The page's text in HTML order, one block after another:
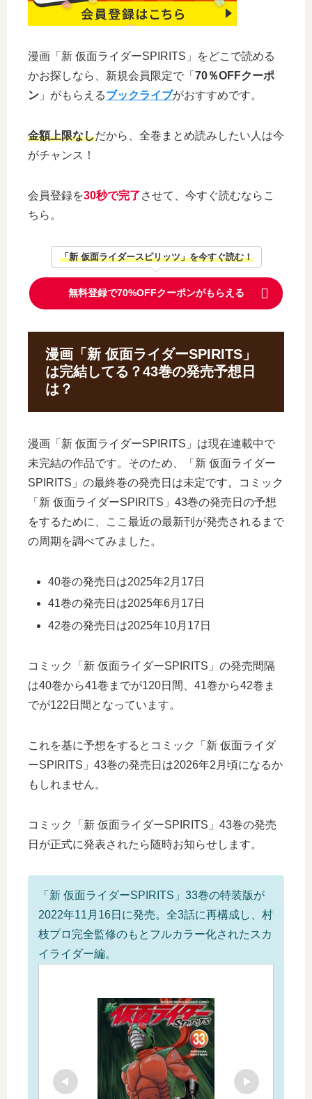
漫画「新 仮面ライダーSPIRITS」をどこで読める
かお探しなら、新規会員限定で「 70％OFFクーポ
ン 」がもらえるブックライブがおすすめです。
金額上限なしだから、全巻まとめ読みしたい人は今
がチャンス！
会員登録を30秒で完了させて、今すぐ読むならこ
ちら。
「新 仮面ライダースピリッツ」を今すぐ読む！
無料登録で70%OFFクーポンがもらえる
漫画「新 仮面ライダーSPIRITS」
は完結してる？43巻の発売予想日
は？
漫画「新 仮面ライダーSPIRITS」は現在連載中で
未完結の作品です。そのため、「新 仮面ライダー
SPIRITS」の最終巻の発売日は未定です。コミック
「新 仮面ライダーSPIRITS」43巻の発売日の予想
をするために、ここ最近の最新刊が発売されるまで
の周期を調べてみました。
40巻の発売日は2025年2月17日
41巻の発売日は2025年6月17日
42巻の発売日は2025年10月17日
コミック「新 仮面ライダーSPIRITS」の発売間隔
は40巻から41巻までが120日間、41巻から42巻ま
でが122日間となっています。
これを基に予想をするとコミック「新 仮面ライダ
ーSPIRITS」43巻の発売日は2026年2月頃になるか
もしれません。
コミック「新 仮面ライダーSPIRITS」43巻の発売
日が正式に発表されたら随時お知らせします。
「新 仮面ライダーSPIRITS」33巻の特装版が
2022年11月16日に発売。全3話に再構成し、村
枝プロ完全監修のもとフルカラー化されたスカ
イライダー編。